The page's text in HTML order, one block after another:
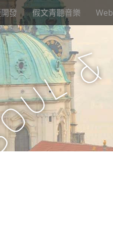
發 假文青聽音樂
u
l&